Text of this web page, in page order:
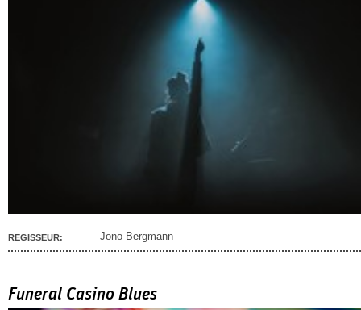
REGISSEUR: Jono Bergmann
Funeral Casino Blues